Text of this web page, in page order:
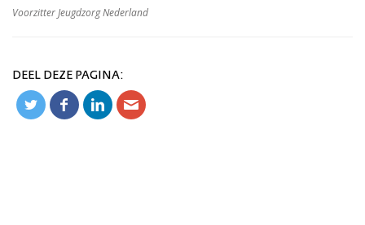
Voorzitter Jeugdzorg Nederland
DEEL DEZE PAGINA: